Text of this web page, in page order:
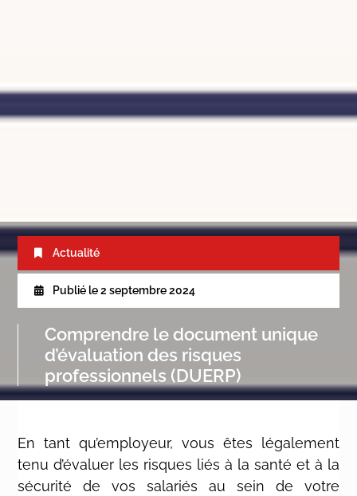
Actualité
Publié le 2 septembre 2024
Comprendre le document unique
d’évaluation des risques
professionnels (DUERP)
En tant qu’employeur, vous êtes légalement
tenu d’évaluer les risques liés à la santé et à la
sécurité de vos salariés au sein de votre